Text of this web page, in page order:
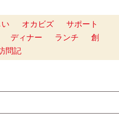
オカビズ
サポート
ディナー ランチ
創
問記